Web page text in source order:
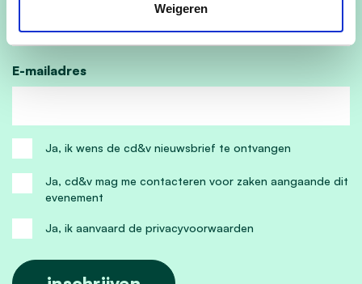
Weigeren
E-mailadres
Ja, ik wens de cd&v nieuwsbrief te ontvangen
Ja, cd&v mag me contacteren voor zaken aangaande dit
evenement
Ja, ik aanvaard de privacyvoorwaarden